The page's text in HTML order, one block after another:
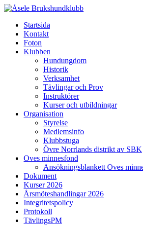
Startsida
Kontakt
Foton
Klubben
Hundungdom
Historik
Verksamhet
Tävlingar och Prov
Instruktörer
Kurser och utbildningar
Organisation
Styrelse
Medlemsinfo
Klubbstuga
Övre Norrlands distrikt av SBK
Oves minnesfond
Ansökningsblankett Oves
Dokument
Kurser 2026
Årsmöteshandlingar 2026
Integritetspolicy
Protokoll
TävlingsPM